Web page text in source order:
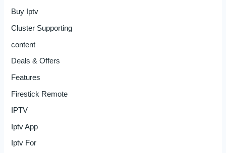
Buy Iptv
Cluster Supporting
content
Deals & Offers
Features
Firestick Remote
IPTV
Iptv App
Iptv For